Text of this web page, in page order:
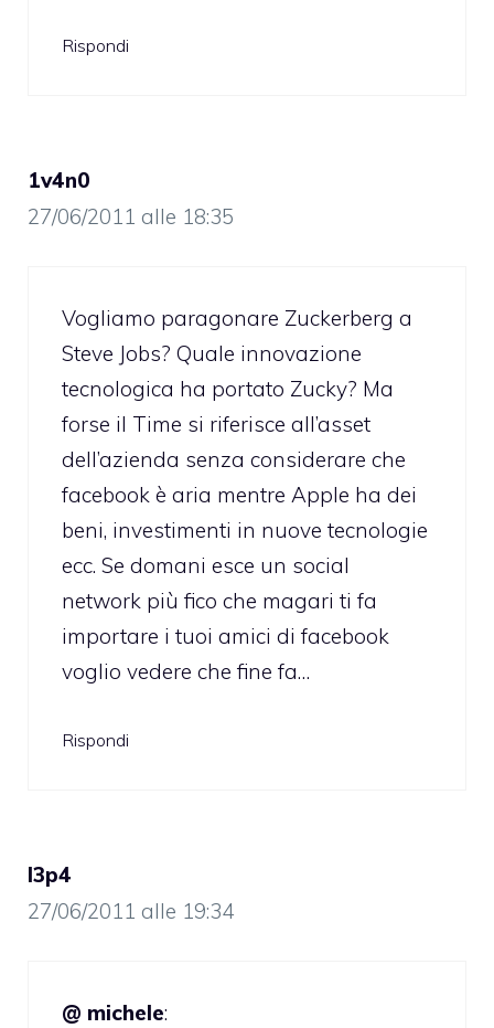
Rispondi
1v4n0
27/06/2011 alle 18:35
Vogliamo paragonare Zuckerberg a
Steve Jobs? Quale innovazione
tecnologica ha portato Zucky? Ma
forse il Time si riferisce all’asset
dell’azienda senza considerare che
facebook è aria mentre Apple ha dei
beni, investimenti in nuove tecnologie
ecc. Se domani esce un social
network più fico che magari ti fa
importare i tuoi amici di facebook
voglio vedere che fine fa…
Rispondi
l3p4
27/06/2011 alle 19:34
@ michele: